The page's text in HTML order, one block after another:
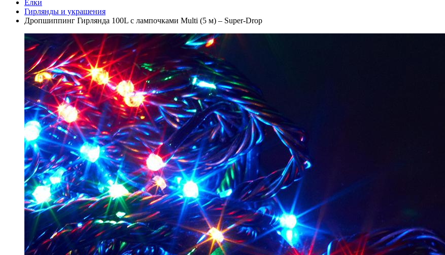
Елки
Гирлянды и украшения
Дропшиппинг Гирлянда 100L с лампочками Multi (5 м) – Super-Drop